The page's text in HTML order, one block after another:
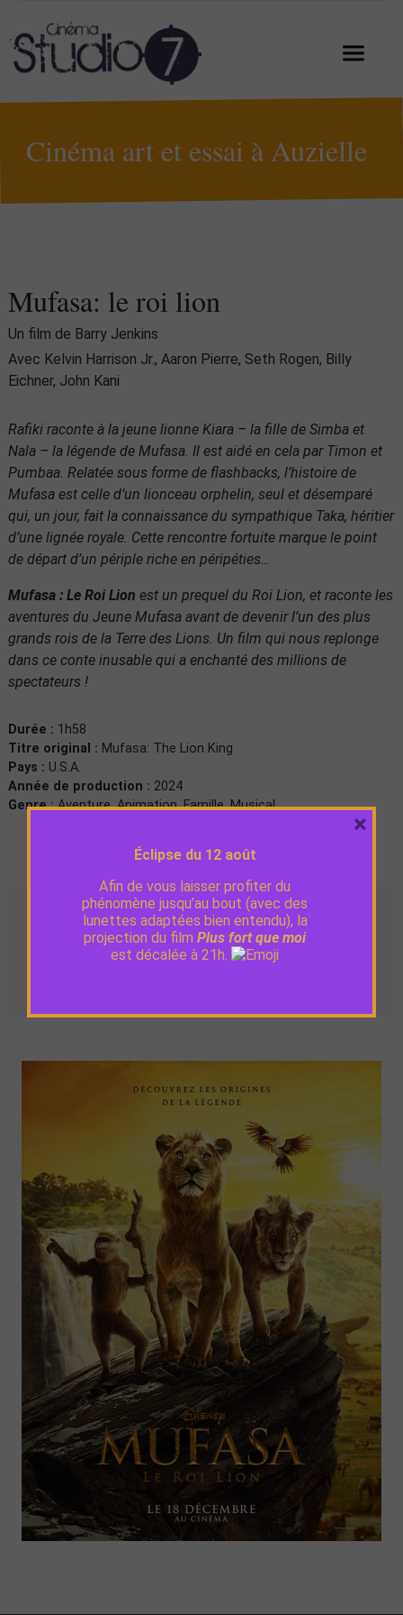
Cinéma art et essai à Auzielle
Mufasa: le roi lion
Un film de Barry Jenkins
Avec Kelvin Harrison Jr., Aaron Pierre, Seth Rogen, Billy
Eichner, John Kani
Rafiki raconte à la jeune lionne Kiara – la fille de Simba et
Nala – la légende de Mufasa. Il est aidé en cela par Timon et
Pumbaa. Relatée sous forme de flashbacks, l’histoire de
Mufasa est celle d’un lionceau orphelin, seul et désemparé
qui, un jour, fait la connaissance du sympathique Taka, héritier
d’une lignée royale. Cette rencontre fortuite marque le point
de départ d’un périple riche en péripéties…
Mufasa : Le Roi Lion est un prequel du Roi Lion, et raconte les
aventures du Jeune Mufasa avant de devenir l’un des plus
grands rois de la Terre des Lions. Un film qui nous replonge
dans ce conte inusable qui a enchanté des millions de
spectateurs !
Durée : 1h58
Titre original : Mufasa: The Lion King
Pays : U.S.A.
Année de production : 2024
Genre :Aventure, Animation, Famille, Musical
Séances
Éclipse du 12 août
Afin de vous laisser profiter du
phénomène jusqu’au bout (avec des
lunettes adaptées bien entendu), la
projection du film Plus fort que moi
est décalée à 21h.
×